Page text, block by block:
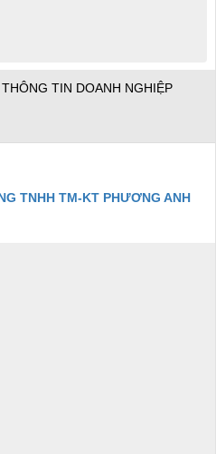
THÔNG TIN DOANH NGHIỆP
TNHH TM-KT PHƯƠNG ANH